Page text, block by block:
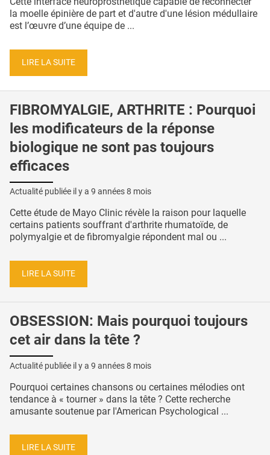
la moelle épinière de part et d'autre d'une lésion médullaire
est l’œuvre d’une équipe de ...
LIRE LA SUITE
FIBROMYALGIE, ARTHRITE : Pourquoi
les modificateurs de la réponse
biologique ne sont pas toujours
efficaces
Actualité publiée il y a 9 années 8 mois
Cette étude de Mayo Clinic révèle la raison pour laquelle
certains patients souffrant d'arthrite rhumatoïde, de
polymyalgie et de fibromyalgie répondent mal ou ...
LIRE LA SUITE
OBSESSION: Mais pourquoi toujours
cet air dans la tête ?
Actualité publiée il y a 9 années 8 mois
Pourquoi certaines chansons ou certaines mélodies ont
tendance à « tourner » dans la tête ? Cette recherche
amusante soutenue par l'American Psychological ...
LIRE LA SUITE